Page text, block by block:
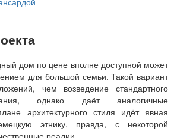
дом по цене вполне доступной может
для большой семьи. Такой вариант
чем возведение стандартного
однако даёт аналогичные
архитектурного стиля идёт явная
этнику, правда, с некоторой
реалии.